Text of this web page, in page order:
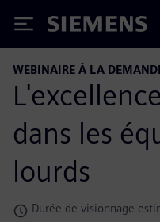
Siemens
WEBINAIRE À LA
dans les
lourds
Durée de visionnage